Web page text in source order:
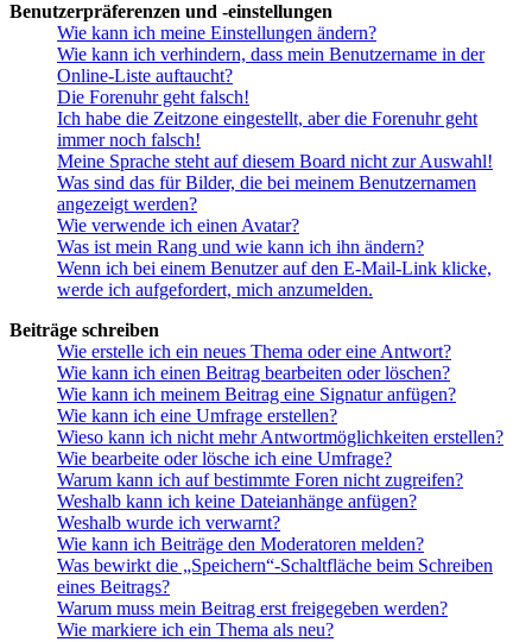
Benutzerpräferenzen und -einstellungen
Wie kann ich meine Einstellungen ändern?
Wie kann ich verhindern, dass mein Benutzername in der
Online-Liste auftaucht?
Die Forenuhr geht falsch!
Ich habe die Zeitzone eingestellt, aber die Forenuhr geht
immer noch falsch!
Meine Sprache steht auf diesem Board nicht zur Auswahl!
Was sind das für Bilder, die bei meinem Benutzernamen
angezeigt werden?
Wie verwende ich einen Avatar?
Was ist mein Rang und wie kann ich ihn ändern?
Wenn ich bei einem Benutzer auf den E-Mail-Link klicke,
werde ich aufgefordert, mich anzumelden.
Beiträge schreiben
Wie erstelle ich ein neues Thema oder eine Antwort?
Wie kann ich einen Beitrag bearbeiten oder löschen?
Wie kann ich meinem Beitrag eine Signatur anfügen?
Wie kann ich eine Umfrage erstellen?
Wieso kann ich nicht mehr Antwortmöglichkeiten erstellen?
Wie bearbeite oder lösche ich eine Umfrage?
Warum kann ich auf bestimmte Foren nicht zugreifen?
Weshalb kann ich keine Dateianhänge anfügen?
Weshalb wurde ich verwarnt?
Wie kann ich Beiträge den Moderatoren melden?
Was bewirkt die „Speichern“-Schaltfläche beim Schreiben
eines Beitrags?
Warum muss mein Beitrag erst freigegeben werden?
Wie markiere ich ein Thema als neu?